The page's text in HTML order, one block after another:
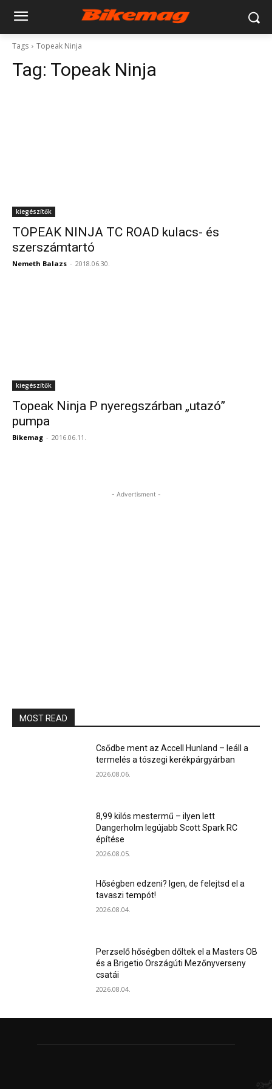
Tags Topeak Ninja
Tag: Topeak Ninja
kiegészítők
TOPEAK NINJA TC ROAD kulacs- és
szerszámtartó
Nemeth Balazs - 2018.06.30.
kiegészítők
Topeak Ninja P nyeregszárban „utazó”
pumpa
Bikemag - 2016.06.11.
- Advertisment -
MOST READ
Csődbe ment az Accell Hunland – leáll a
termelés a tószegi kerékpárgyárban
2026.08.06.
8,99 kilós mestermű – ilyen lett
Dangerholm legújabb Scott Spark RC
építése
2026.08.05.
Hőségben edzeni? Igen, de felejtsd el a
tavaszi tempót!
2026.08.04.
Perzselő hőségben dőltek el a Masters OB
és a Brigetio Országúti Mezőnyverseny
csatái
2026.08.04.